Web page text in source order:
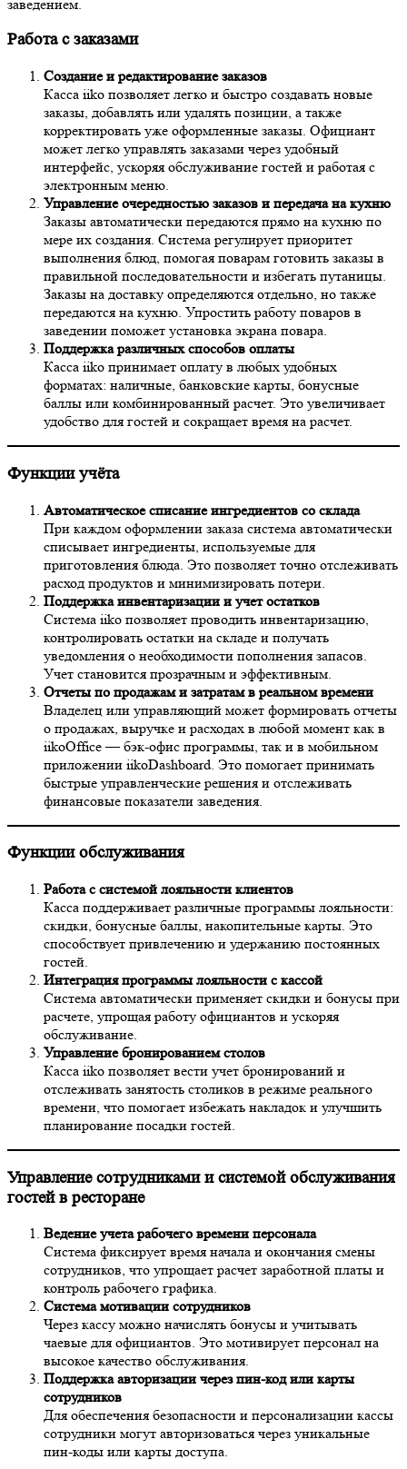
заведением.
Работа с заказами
Создание и редактирование заказов
Касса iiko позволяет легко и быстро создавать новые
заказы, добавлять или удалять позиции, а также
корректировать уже оформленные заказы. Официант
может легко управлять заказами через удобный
интерфейс, ускоряя обслуживание гостей и работая с
электронным меню.
Управление очередностью заказов и передача на кухню
Заказы автоматически передаются прямо на кухню по
мере их создания. Система регулирует приоритет
выполнения блюд, помогая поварам готовить заказы в
правильной последовательности и избегать путаницы.
Заказы на доставку определяются отдельно, но также
передаются на кухню. Упростить работу поваров в
заведении поможет установка экрана повара.
Поддержка различных способов оплаты
Касса iiko принимает оплату в любых удобных
форматах: наличные, банковские карты, бонусные
баллы или комбинированный расчет. Это увеличивает
удобство для гостей и сокращает время на расчет.
Функции учёта
Автоматическое списание ингредиентов со склада
При каждом оформлении заказа система автоматически
списывает ингредиенты, используемые для
приготовления блюда. Это позволяет точно отслеживать
расход продуктов и минимизировать потери.
Поддержка инвентаризации и учет остатков
Система iiko позволяет проводить инвентаризацию,
контролировать остатки на складе и получать
уведомления о необходимости пополнения запасов.
Учет становится прозрачным и эффективным.
Отчеты по продажам и затратам в реальном времени
Владелец или управляющий может формировать отчеты
о продажах, выручке и расходах в любой момент как в
iikoOffice — бэк-офис программы, так и в мобильном
приложении iikoDashboard. Это помогает принимать
быстрые управленческие решения и отслеживать
финансовые показатели заведения.
Функции обслуживания
Работа с системой лояльности клиентов
Касса поддерживает различные программы лояльности:
скидки, бонусные баллы, накопительные карты. Это
способствует привлечению и удержанию постоянных
гостей.
Интеграция программы лояльности с кассой
Система автоматически применяет скидки и бонусы при
расчете, упрощая работу официантов и ускоряя
обслуживание.
Управление бронированием столов
Касса iiko позволяет вести учет бронирований и
отслеживать занятость столиков в режиме реального
времени, что помогает избежать накладок и улучшить
планирование посадки гостей.
Управление сотрудниками и системой обслуживания
гостей в ресторане
Ведение учета рабочего времени персонала
Система фиксирует время начала и окончания смены
сотрудников, что упрощает расчет заработной платы и
контроль рабочего графика.
Система мотивации сотрудников
Через кассу можно начислять бонусы и учитывать
чаевые для официантов. Это мотивирует персонал на
высокое качество обслуживания.
Поддержка авторизации через пин-код или карты
сотрудников
Для обеспечения безопасности и персонализации кассы
сотрудники могут авторизоваться через уникальные
пин-коды или карты доступа.